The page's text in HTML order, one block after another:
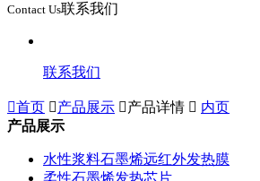
Contact Us联系我们
联系我们
首页 产品展示 产品详情  内页
产品展示
水性浆料石墨烯远红外发热膜
柔性石墨烯发热芯片